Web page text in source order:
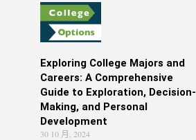
Exploring College Majors and
Careers: A Comprehensive
Guide to Exploration, Decision-
Making, and Personal
Development
30 10 月, 2024